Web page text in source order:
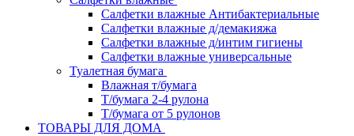
Салфетки влажные Антибактериальные
Салфетки влажные д/демакияжа
Салфетки влажные д/интим гигиены
Салфетки влажные универсальные
Туалетная бумага
Влажная т/бумага
Т/бумага 2-4 рулона
Т/бумага от 5 рулонов
ТОВАРЫ ДЛЯ ДОМА